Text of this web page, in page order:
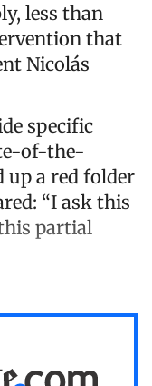
less than
that
Nicolás
specific
of-the-
up a red folder
“I ask this
partial